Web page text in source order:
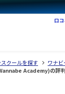
口
クールを探す
ワナ
Academy)の評